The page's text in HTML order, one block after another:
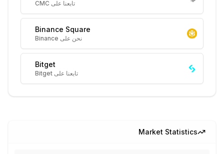
تابعنا على CMC
Binance Square
نحن على Binance
Bitget
تابعنا على Bitget
Market Statistics